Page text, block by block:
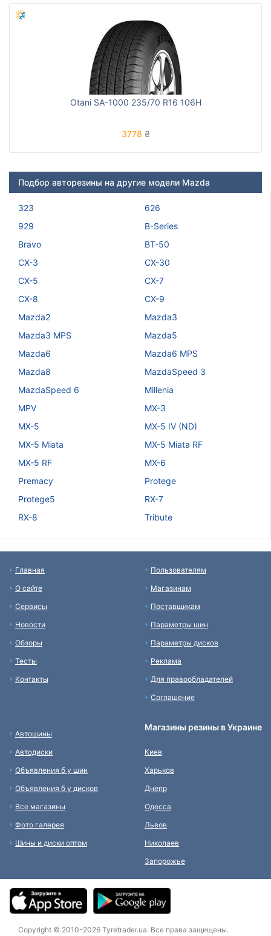
Otani SA-1000 235/70 R16 106H
3778 ₴
Подбор авторезины на другие модели Mazda
323
626
929
B-Series
Bravo
BT-50
CX-3
CX-30
CX-5
CX-7
CX-8
CX-9
Mazda2
Mazda3
Mazda3 MPS
Mazda5
Mazda6
Mazda6 MPS
Mazda8
MazdaSpeed 3
MazdaSpeed 6
Millenia
MPV
MX-3
MX-5
MX-5 IV (ND)
MX-5 Miata
MX-5 Miata RF
MX-5 RF
MX-6
Premacy
Protege
Protege5
RX-7
RX-8
Tribute
Главная
О сайте
Сервисы
Новости
Обзоры
Тесты
Контакты
Пользователям
Магазинам
Поставщикам
Параметры шин
Параметры дисков
Реклама
Для правообладателей
Соглашение
Автошины
Автодиски
Объявления б у шин
Объявления б у дисков
Все магазины
Фото галерея
Шины и диски оптом
Магазины резины в Украине
Киев
Харьков
Днепр
Одесса
Львов
Николаев
Запорожье
Copyright © 2010-2026 Tyretrader.ua. Все права защищены.